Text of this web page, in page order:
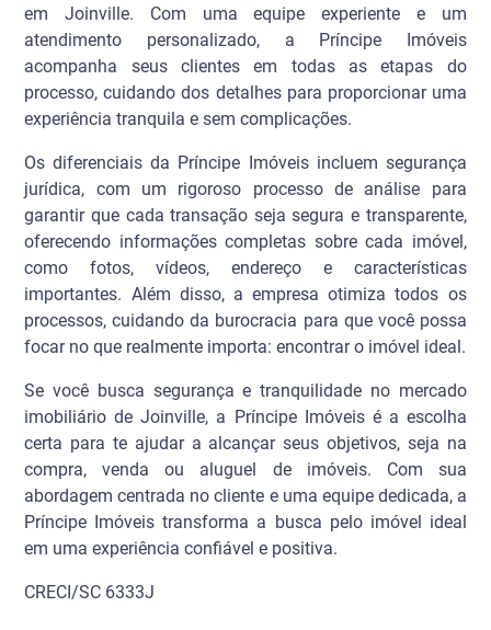
em Joinville. Com uma equipe experiente e um
atendimento personalizado, a Príncipe Imóveis
acompanha seus clientes em todas as etapas do
processo, cuidando dos detalhes para proporcionar uma
experiência tranquila e sem complicações.
Os diferenciais da Príncipe Imóveis incluem segurança
jurídica, com um rigoroso processo de análise para
garantir que cada transação seja segura e transparente,
oferecendo informações completas sobre cada imóvel,
como fotos, vídeos, endereço e características
importantes. Além disso, a empresa otimiza todos os
processos, cuidando da burocracia para que você possa
focar no que realmente importa: encontrar o imóvel ideal.
Se você busca segurança e tranquilidade no mercado
imobiliário de Joinville, a Príncipe Imóveis é a escolha
certa para te ajudar a alcançar seus objetivos, seja na
compra, venda ou aluguel de imóveis. Com sua
abordagem centrada no cliente e uma equipe dedicada, a
Príncipe Imóveis transforma a busca pelo imóvel ideal
em uma experiência confiável e positiva.
CRECI/SC 6333J